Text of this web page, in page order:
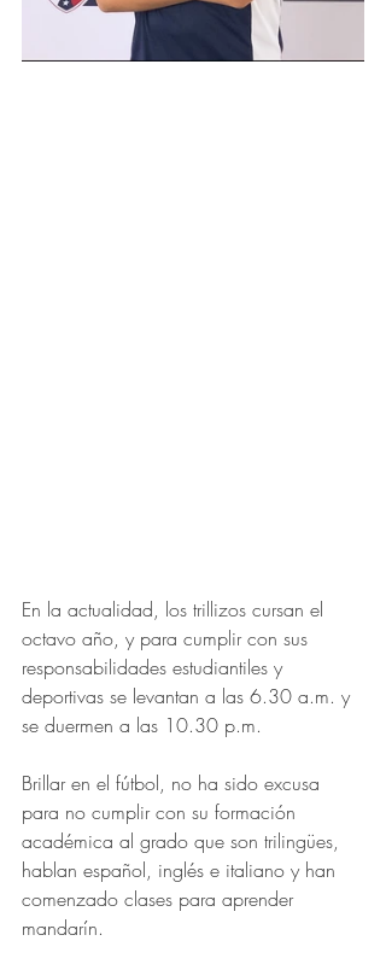
En la actualidad, los trillizos cursan el
octavo año, y para cumplir con sus
responsabilidades estudiantiles y
deportivas se levantan a las 6.30 a.m. y
se duermen a las 10.30 p.m.
Brillar en el fútbol, no ha sido excusa
para no cumplir con su formación
académica al grado que son trilingües,
hablan español, inglés e italiano y han
comenzado clases para aprender
mandarín.